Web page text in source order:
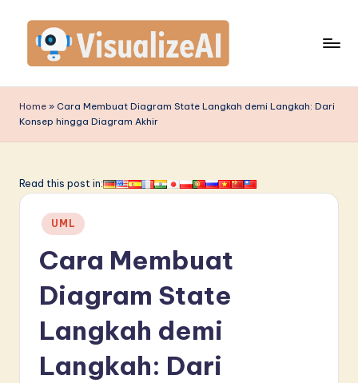
content
is
u
li
A
Home » Cara Membuat Diagram State Langkah demi Langkah: Dari
Konsep hingga Diagram Akhir
Read this post in:
Posted
in
UML
Cara Membuat
Diagram State
Langkah demi
Langkah: Dari